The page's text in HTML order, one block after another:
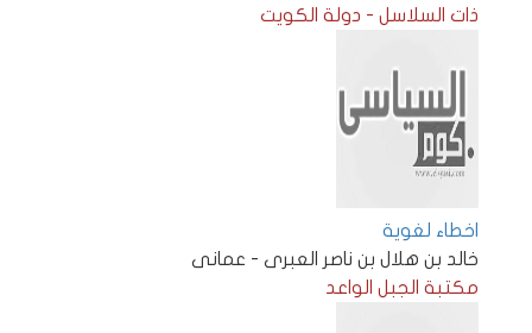
ذات السلاسل - دولة الكويت
اخطاء لغوية
خالد بن هلال بن ناصر العبرى - عمانى
مكتبة الجبل الواعد